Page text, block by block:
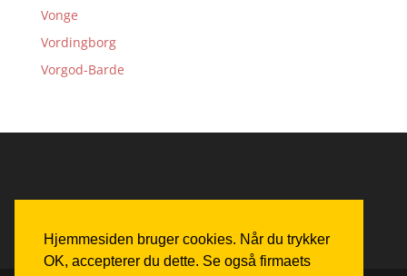
Hjemmesiden bruger cookies. Når du trykker
OK, accepterer du dette. Se også firmaets
Vonge
Vordingborg
Vorgod-Barde